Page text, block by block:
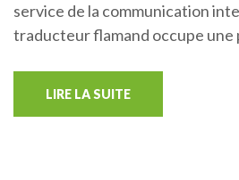
service de la communication
traducteur flamand occupe une
LIRE LA SUITE